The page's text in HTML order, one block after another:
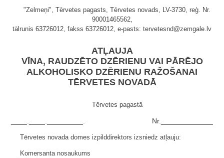
"Zelmeņi", Tērvetes pagasts, Tērvetes novads, LV-3730, reģ. Nr.
90001465562,
tālrunis 63726012, fakss 63726012, e-pasts: tervetesnd@zemgale.lv
ATĻAUJA
VĪNA, RAUDZĒTO DZĒRIENU VAI PĀRĒJO
ALKOHOLISKO DZĒRIENU RAŽOŠANAI
TĒRVETES NOVADĀ
Tērvetes pagastā
____.____._________. Nr._____________
Tērvetes novada domes izpilddirektors izsniedz atļauju:
Komersanta nosaukums